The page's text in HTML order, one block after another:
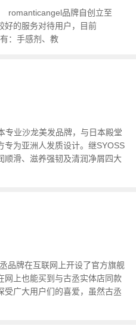
品牌自创立至
好的服务对待用户，目前
：手感剂、教
专业沙龙美发品牌，与日本殿堂
专为亚洲人发质设计。继SYOSS
顺滑、滋养强韧及清润净屑四大
品牌在互联网上开设了官方旗舰
网上也能买到与古丞实体店同款
受广大用户们的喜爱，虽然古丞